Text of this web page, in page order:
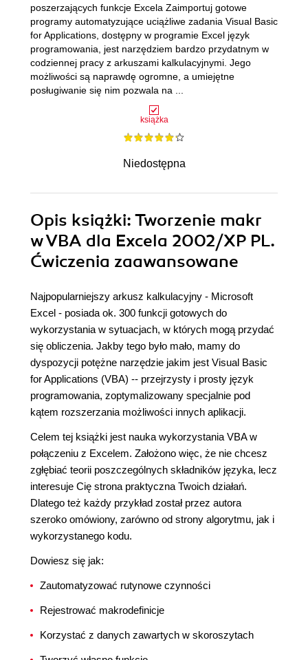
książka
Niedostępna
poszerzających funkcje Excela Zaimportuj gotowe
programy automatyzujące uciążliwe zadania Visual Basic
for Applications, dostępny w programie Excel język
programowania, jest narzędziem bardzo przydatnym w
codziennej pracy z arkuszami kalkulacyjnymi. Jego
możliwości są naprawdę ogromne, a umiejętne
posługiwanie się nim pozwala na ...
Opis książki: Tworzenie makr
w VBA dla Excela 2002/XP PL.
Ćwiczenia zaawansowane
Najpopularniejszy arkusz kalkulacyjny - Microsoft
Excel - posiada ok. 300 funkcji gotowych do
wykorzystania w sytuacjach, w których mogą przydać
się obliczenia. Jakby tego było mało, mamy do
dyspozycji potężne narzędzie jakim jest Visual Basic
for Applications (VBA) -- przejrzysty i prosty język
programowania, zoptymalizowany specjalnie pod
kątem rozszerzania możliwości innych aplikacji.
Celem tej książki jest nauka wykorzystania VBA w
połączeniu z Excelem. Założono więc, że nie chcesz
zgłębiać teorii poszczególnych składników języka, lecz
interesuje Cię strona praktyczna Twoich działań.
Dlatego też każdy przykład został przez autora
szeroko omówiony, zarówno od strony algorytmu, jak i
wykorzystanego kodu.
Dowiesz się jak:
Zautomatyzować rutynowe czynności
Rejestrować makrodefinicje
Korzystać z danych zawartych w skoroszytach